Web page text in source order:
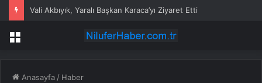
Vali Akbıyık, Yaralı Başkan Karaca’yı Ziyaret Etti
Menü
Anasayfa / Haber